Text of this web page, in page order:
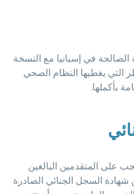
الصالحة في إسبانيا مع النسخة
يغطيها النظام الصحي
بأكملها.
تتجاوز 180 يومًا، يجب على المتقدمين البالغين
السجل الجنائي الصادرة